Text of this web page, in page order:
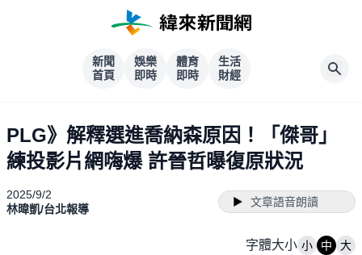
新聞
首頁
娛樂
即時
體育
即時
生活
財經
PLG》解釋選進喬納森原因！「傑哥」
練投影片網嗨爆 許晉哲曝復原狀況
2025/9/2
林暐凱/台北報導
文章語音朗讀
字體大小 小 中 大